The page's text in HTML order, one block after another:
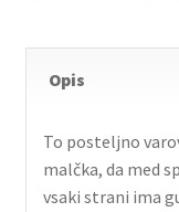
Opis
To posteljno
malčka, da med
vsaki strani ima